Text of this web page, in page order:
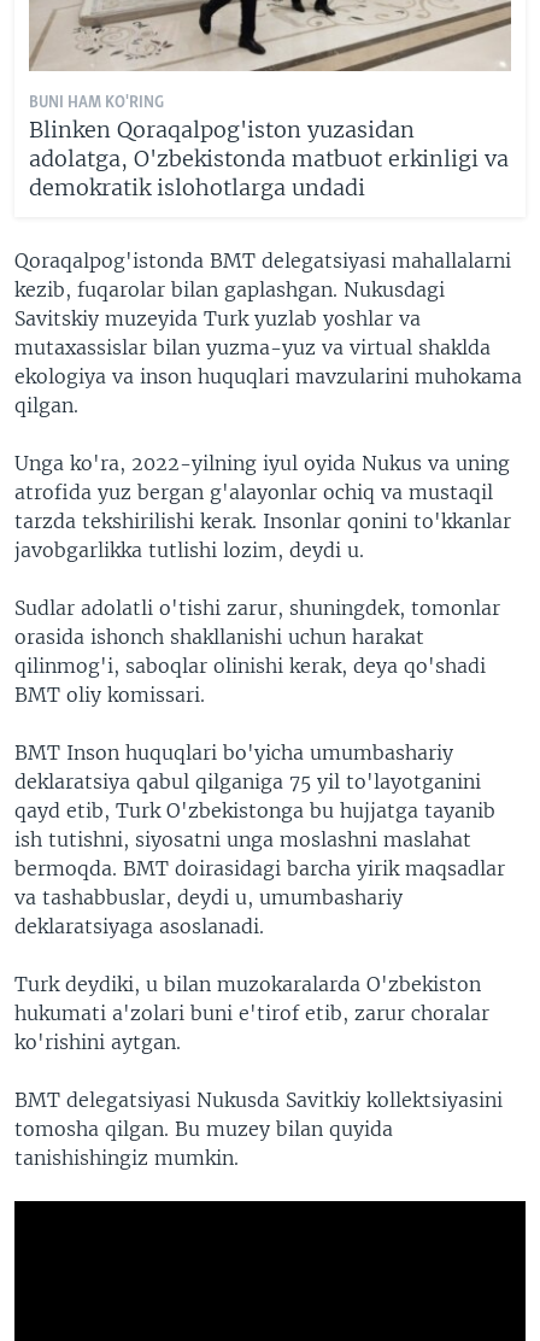
BUNI HAM KO'RING
Blinken Qoraqalpog'iston yuzasidan
adolatga, O'zbekistonda matbuot erkinligi va
demokratik islohotlarga undadi
Qoraqalpog'istonda BMT delegatsiyasi mahallalarni
kezib, fuqarolar bilan gaplashgan. Nukusdagi
Savitskiy muzeyida Turk yuzlab yoshlar va
mutaxassislar bilan yuzma-yuz va virtual shaklda
ekologiya va inson huquqlari mavzularini muhokama
qilgan.
Unga ko'ra, 2022-yilning iyul oyida Nukus va uning
atrofida yuz bergan g'alayonlar ochiq va mustaqil
tarzda tekshirilishi kerak. Insonlar qonini to'kkanlar
javobgarlikka tutlishi lozim, deydi u.
Sudlar adolatli o'tishi zarur, shuningdek, tomonlar
orasida ishonch shakllanishi uchun harakat
qilinmog'i, saboqlar olinishi kerak, deya qo'shadi
BMT oliy komissari.
BMT Inson huquqlari bo'yicha umumbashariy
deklaratsiya qabul qilganiga 75 yil to'layotganini
qayd etib, Turk O'zbekistonga bu hujjatga tayanib
ish tutishni, siyosatni unga moslashni maslahat
bermoqda. BMT doirasidagi barcha yirik maqsadlar
va tashabbuslar, deydi u, umumbashariy
deklaratsiyaga asoslanadi.
Turk deydiki, u bilan muzokaralarda O'zbekiston
hukumati a'zolari buni e'tirof etib, zarur choralar
ko'rishini aytgan.
BMT delegatsiyasi Nukusda Savitkiy kollektsiyasini
tomosha qilgan. Bu muzey bilan quyida
tanishishingiz mumkin.